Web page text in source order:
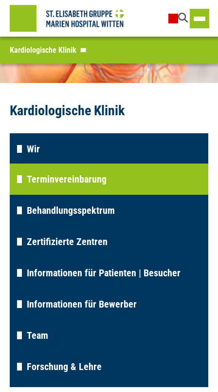
Kardiologische Klinik
Kardiologische Klinik
Wir
Terminvereinbarung
Behandlungsspektrum
Zertifizierte Zentren
Informationen für Patienten | Besucher
Informationen für Bewerber
Team
Forschung & Lehre